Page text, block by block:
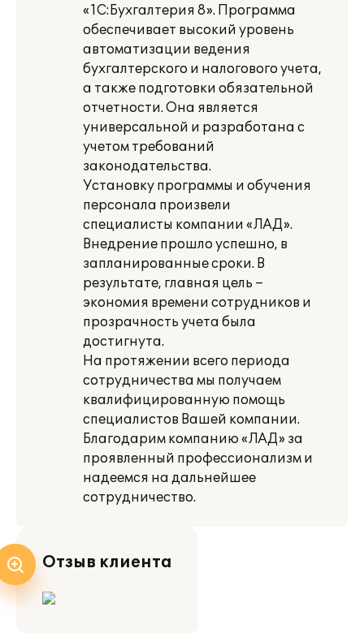
«1С:Бухгалтерия 8». Программа
обеспечивает высокий уровень
автоматизации ведения
бухгалтерского и налогового учета,
а также подготовки обязательной
отчетности. Она является
универсальной и разработана с
учетом требований
законодательства.
Установку программы и обучения
персонала произвели
специалисты компании «ЛАД».
Внедрение прошло успешно, в
запланированные сроки. В
результате, главная цель –
экономия времени сотрудников и
прозрачность учета была
достигнута.
На протяжении всего периода
сотрудничества мы получаем
квалифицированную помощь
специалистов Вашей компании.
Благодарим компанию «ЛАД» за
проявленный профессионализм и
надеемся на дальнейшее
сотрудничество.
Отзыв клиента